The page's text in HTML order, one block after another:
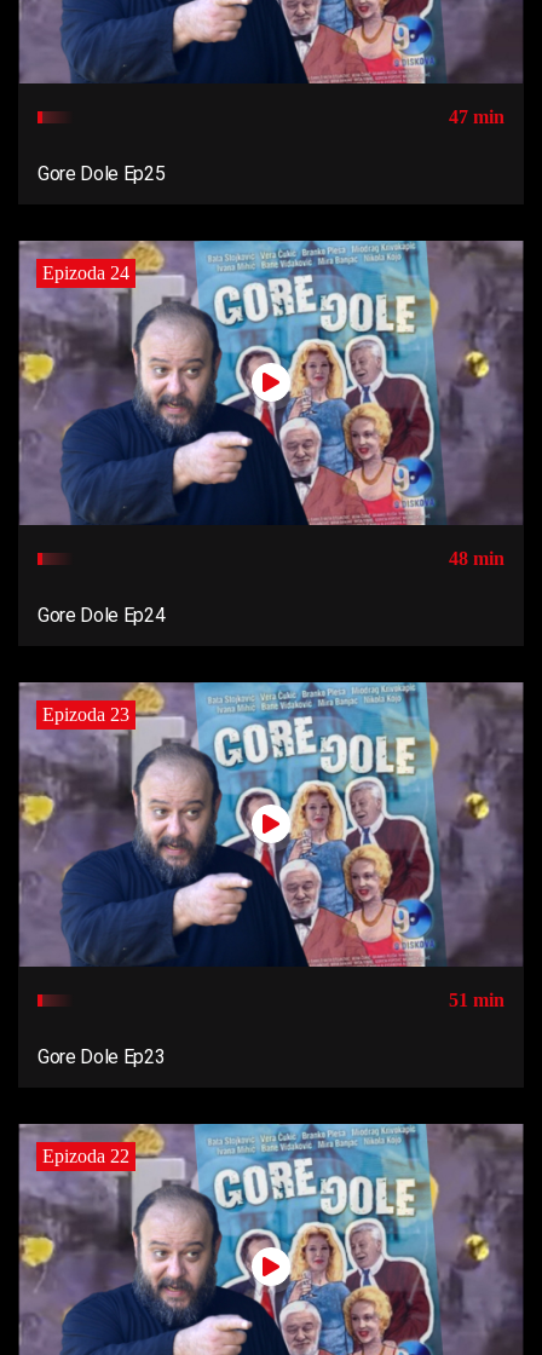
47 min
Gore Dole Ep25
Epizoda 24
48 min
Gore Dole Ep24
Epizoda 23
51 min
Gore Dole Ep23
Epizoda 22